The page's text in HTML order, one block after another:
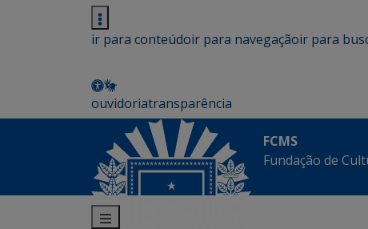
ir para conteúdoir para navegaçãoir para
ouvidoriatransparência
FCMS
Fundação de